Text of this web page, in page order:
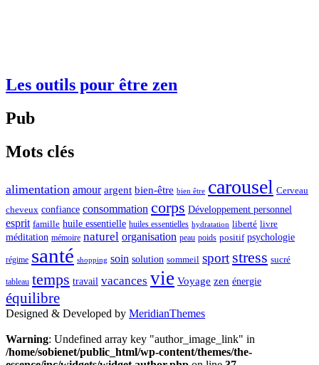
Les outils pour être zen
Pub
Mots clés
alimentation amour argent bien-être bien être carousel Cerveau
cheveux confiance consommation corps Développement personnel
esprit famille huile essentielle huiles essentielles hydratation liberté livre
méditation mémoire naturel organisation peau poids positif psychologie
régime santé shopping soin solution sommeil sport stress sucré
tableau temps travail vacances vie Voyage zen énergie
équilibre
Designed & Developed by MeridianThemes
Warning: Undefined array key "author_image_link" in
/home/sobienet/public_html/wp-content/themes/the-